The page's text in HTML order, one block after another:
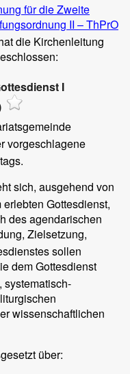
für die Zweite
II – ThPrO
die Kirchenleitung
I
vorgeschlagene
sich, ausgehend von
Gottesdienst,
des agendarischen
Zielsetzung,
sollen
dem Gottesdienst
systematisch-
wissenschaftlichen
über: